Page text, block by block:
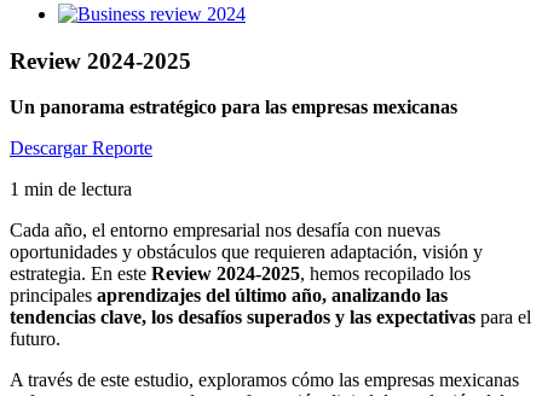
View
Image
Review 2024-2025
Un panorama estratégico para las empresas mexicanas
Descargar Reporte
1 min de lectura
Cada año, el entorno empresarial nos desafía con nuevas
oportunidades y obstáculos que requieren adaptación, visión y
estrategia. En este Review 2024-2025, hemos recopilado los
principales aprendizajes del último año, analizando las
tendencias clave, los desafíos superados y las expectativas para el
futuro.
A través de este estudio, exploramos cómo las empresas mexicanas